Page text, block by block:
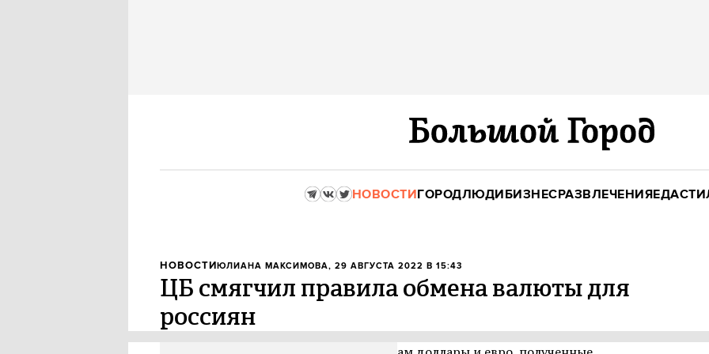
НОВОСТИГОРОДЛЮДИБИЗНЕСРАЗВЛЕЧЕНИЯЕДА
НОВОСТИЮЛИАНА МАКСИМОВА, 29 АВГУСТА 2022 В 15:43
ЦБ смягчил правила обмена валюты для
россиян